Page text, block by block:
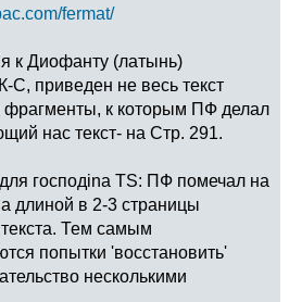
fermat/
к Диофанту (латынь)
С, приведен не весь текст
фрагменты, к которым ПФ делал
нас текст- на Стр. 291.
господina TS: ПФ помечал на
длиной в 2-3 страницы
Тем самым
попытки 'восстановить'
несколькими